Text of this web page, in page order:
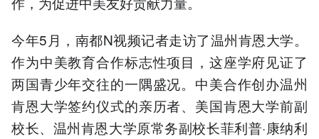
今年5月，南都N视频记者走访了温州肯恩大学。
作为中美教育合作标志性项目，这座学府见证了
两国青少年交往的一隅盛况。中美合作创办温州
肯恩大学签约仪式的亲历者、美国肯恩大学前副
校长、温州肯恩大学原常务副校长菲利普·康纳利